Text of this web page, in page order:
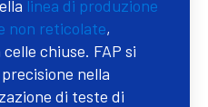
linea di produzione
non reticolate,
chiuse. FAP si
nella
di teste di